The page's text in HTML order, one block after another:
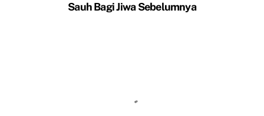
Sauh Bagi Jiwa Sebelumnya
Matinya Yohanes Pembaptis